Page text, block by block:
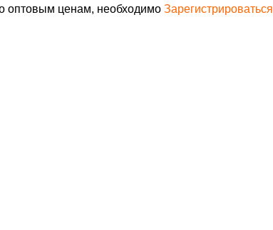
оптовым ценам, необходимо Зарегистрироваться